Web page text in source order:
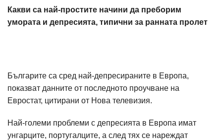
Какви са най-простите начини да преборим
умората и депресията, типични за ранната пролет
Българите са сред най-депресираните в Европа,
показват данните от последното проучване на
Евростат, цитирани от Нова телевизия.
Най-големи проблеми с депресията в Европа имат
унгарците, португалците, а след тях се нареждат